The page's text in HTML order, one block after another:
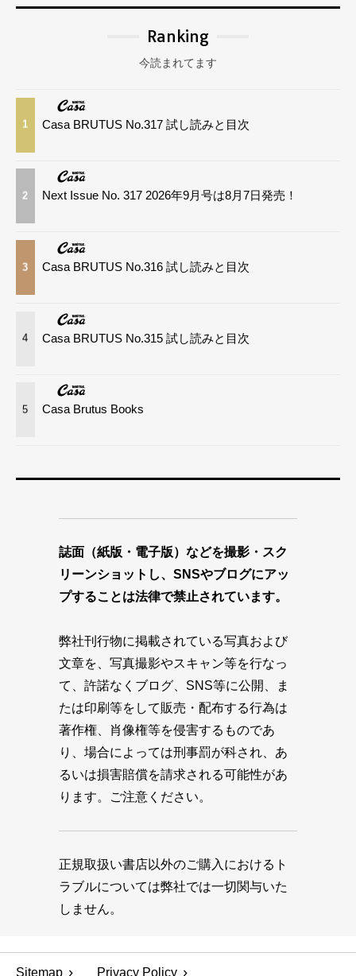
Ranking
今読まれてます
1 Casa BRUTUS No.317 試し読みと目次
2 Next Issue No. 317 2026年9月号は8月7日発売！
3 Casa BRUTUS No.316 試し読みと目次
4 Casa BRUTUS No.315 試し読みと目次
5 Casa Brutus Books
誌面（紙版・電子版）などを撮影・スク
リーンショットし、SNSやブログにアッ
プすることは法律で禁止されています。
弊社刊行物に掲載されている写真および
文章を、写真撮影やスキャン等を行なっ
て、許諾なくブログ、SNS等に公開、ま
たは印刷等をして販売・配布する行為は
著作権、肖像権等を侵害するものであ
り、場合によっては刑事罰が科され、あ
るいは損害賠償を請求される可能性があ
ります。ご注意ください。
正規取扱い書店以外のご購入におけるト
ラブルについては弊社では一切関与いた
しません。
Sitemap Privacy Policy